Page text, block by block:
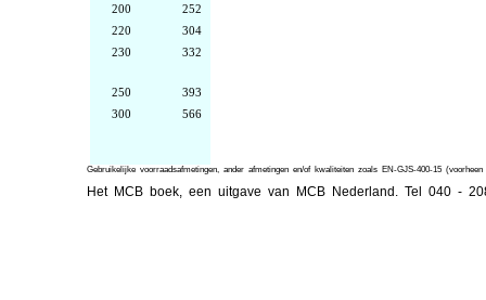
200
252
220
304
230
332
250
393
300
566
Gebruikelijke voorraadsafmetingen, ander afmetingen en/of kwaliteiten zoals EN-GJS-400-15
Het MCB boek, een uitgave van MCB Nederland. Tel 040 -